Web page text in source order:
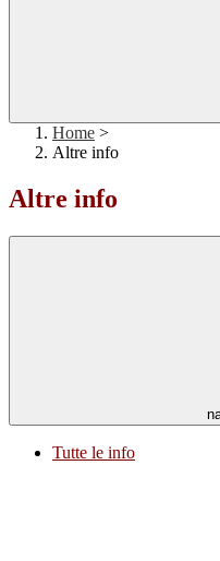
Home >
Altre info
Altre info
Tutte le info